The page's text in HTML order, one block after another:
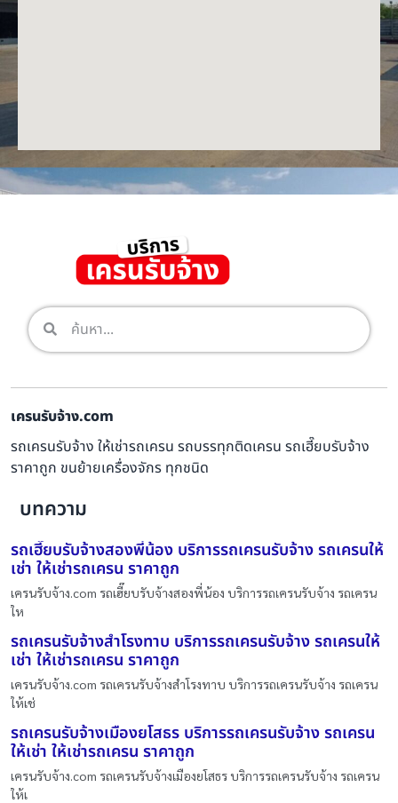
เครนรับจ้าง.com
รถเครนรับจ้าง ให้เช่ารถเครน รถบรรทุกติดเครน รถเฮี๊ยบรับจ้าง
ราคาถูก ขนย้ายเครื่องจักร ทุกชนิด
บทความ
รถเฮี๊ยบรับจ้างสองพี่น้อง บริการรถเครนรับจ้าง รถเครนให้
เช่า ให้เช่ารถเครน ราคาถูก
เครนรับจ้าง.com รถเฮี๊ยบรับจ้างสองพี่น้อง บริการรถเครนรับจ้าง รถเครน
ให
รถเครนรับจ้างสำโรงทาบ บริการรถเครนรับจ้าง รถเครนให้
เช่า ให้เช่ารถเครน ราคาถูก
เครนรับจ้าง.com รถเครนรับจ้างสำโรงทาบ บริการรถเครนรับจ้าง รถเครน
ให้เช่
รถเครนรับจ้างเมืองยโสธร บริการรถเครนรับจ้าง รถเครน
ให้เช่า ให้เช่ารถเครน ราคาถูก
เครนรับจ้าง.com รถเครนรับจ้างเมืองยโสธร บริการรถเครนรับจ้าง รถเครน
ให้เ